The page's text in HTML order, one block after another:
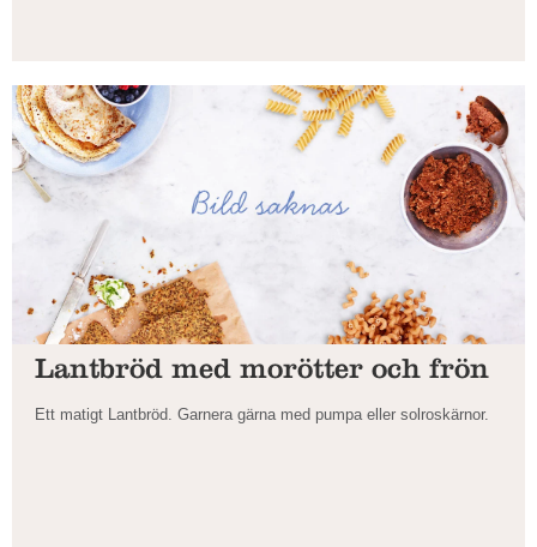
Lantbröd med morötter och frön
Ett matigt Lantbröd. Garnera gärna med pumpa eller solroskärnor.